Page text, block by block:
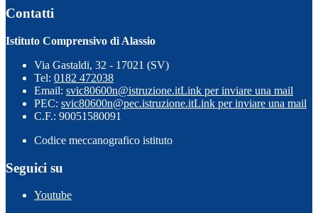
Contatti
Istituto Comprensivo di Alassio
Via Gastaldi, 32 - 17021 (SV)
Tel: 0182 472038
Email: svic80600n@istruzione.itLink per inviare una mail
PEC: svic80600n@pec.istruzione.itLink per inviare una mail
C.F.: 90051580091
Codice meccanografico istituto
Seguici su
Youtube